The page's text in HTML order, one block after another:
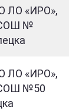
ЛО «ИРО»,
№
ЛО «ИРО»,
№50